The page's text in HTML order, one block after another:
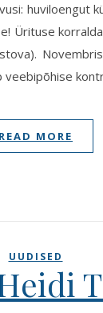
huviloengut
Ürituse
READ MORE
UUDISED